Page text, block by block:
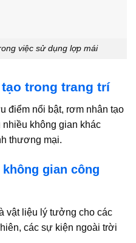
việc sử dụng lợp mái
trong trang trí
điểm nổi bật, rơm nhân tạo
không gian khác
thương mại.
gian công
vật liệu lý tưởng cho các
các sự kiện ngoài trời